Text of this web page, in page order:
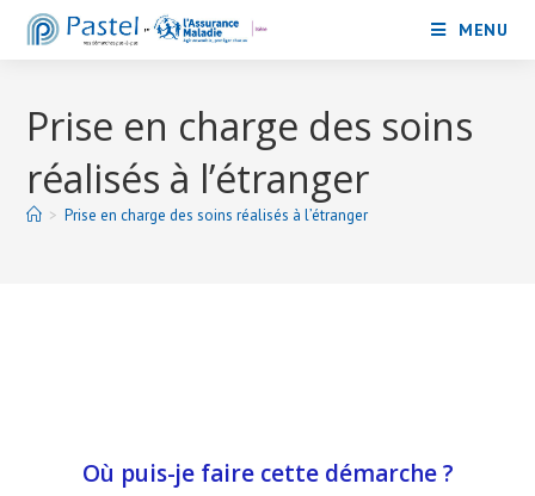
MENU
Prise en charge des soins
réalisés à l’étranger
> Prise en charge des soins réalisés à l’étranger
Où puis-je faire cette démarche ?